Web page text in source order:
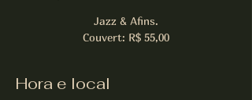
Jazz & Afins.
Couvert: R$ 55,00
Hora e local